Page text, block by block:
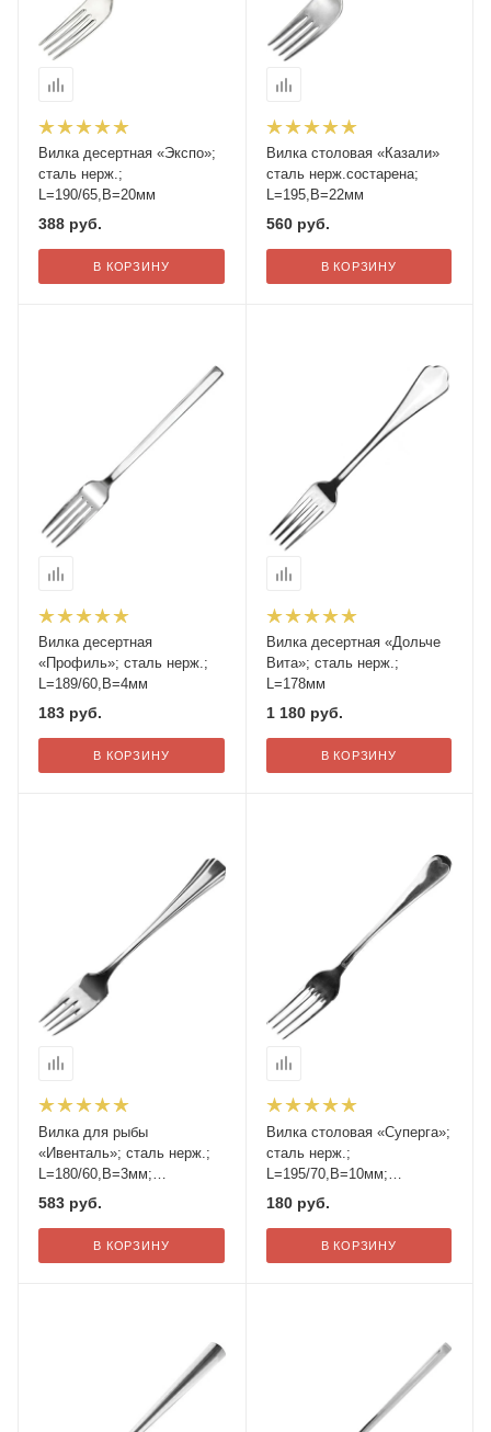
Вилка десертная «Экспо»;
сталь нерж.;
L=190/65,B=20мм
388 руб.
В КОРЗИНУ
Вилка столовая «Казали»
сталь нерж.состарена;
L=195,B=22мм
560руб.
В КОРЗИНУ
Вилка десертная
«Профиль»; сталь нерж.;
L=189/60,B=4мм
183 руб.
В КОРЗИНУ
Вилка десертная «Дольче
Вита»; сталь нерж.;
L=178мм
1 180руб.
В КОРЗИНУ
Вилка для рыбы
«Ивенталь»; сталь нерж.;
L=180/60,B=3мм;
металлич.
583 руб.
В КОРЗИНУ
Вилка столовая «Суперга»;
сталь нерж.;
L=195/70,B=10мм;
металлич.
180руб.
В КОРЗИНУ